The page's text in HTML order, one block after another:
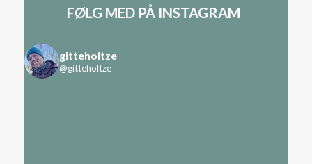
FØLG MED PÅ INSTAGRAM
gitteholtze
@gitteholtze